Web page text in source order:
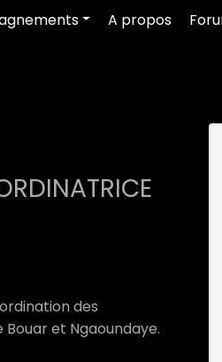
A propos
des
et Ngaoundaye.